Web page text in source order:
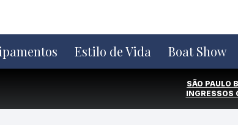
Estilo de Vida Boat Show
SÃO PAULO
INGRESSOS